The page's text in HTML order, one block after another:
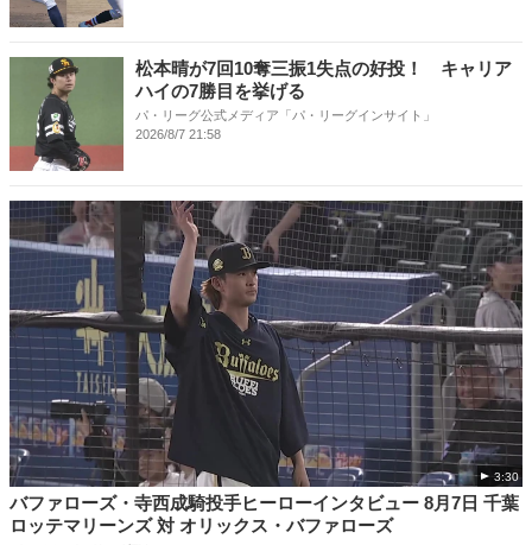
松本晴が7回10奪三振1失点の好投！ キャリア
ハイの7勝目を挙げる
パ・リーグ公式メディア「パ・リーグインサイト」
2026/8/7 21:58
3:30
バファローズ・寺西成騎投手ヒーローインタビュー 8月7日 千葉
ロッテマリーンズ 対 オリックス・バファローズ